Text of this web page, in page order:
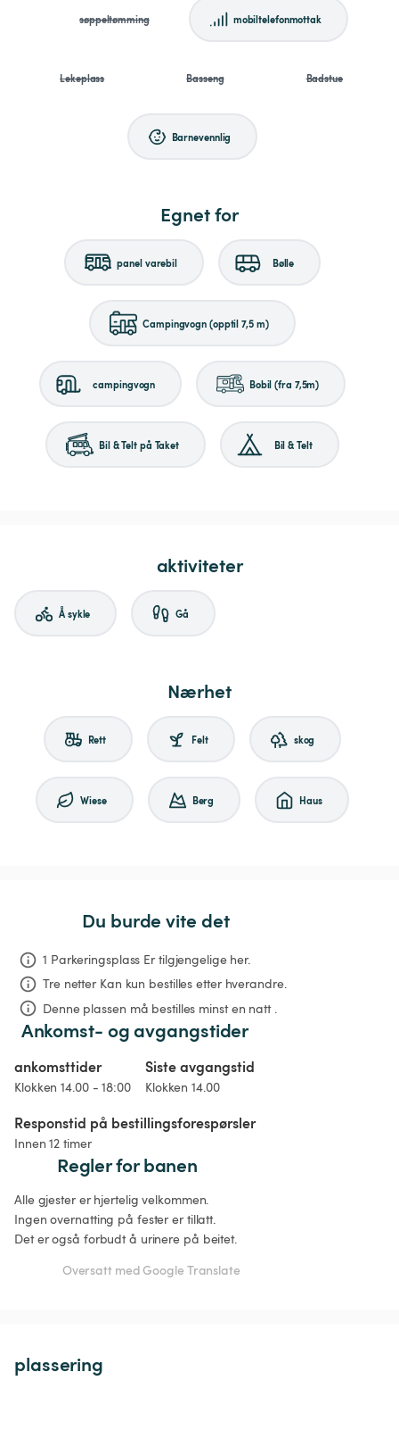
søppeltømming mobiltelefonmottak
Lekeplass Basseng Badstue
Barnevennlig
Egnet for
panel varebil Bølle
Campingvogn (opptil 7,5 m)
campingvogn Bobil (fra 7,5m)
Bil & Telt på Taket Bil & Telt
aktiviteter
Å sykle Gå
Nærhet
Rett Felt skog
Wiese Berg Haus
Du burde vite det
1 Parkeringsplass Er tilgjengelige her.
Tre netter Kan kun bestilles etter hverandre.
Denne plassen må bestilles minst en natt .
Ankomst- og avgangstider
ankomsttider
Klokken 14.00 - 18:00
Siste avgangstid
Klokken 14.00
Responstid på bestillingsforespørsler
Innen 12 timer
Regler for banen
Alle gjester er hjertelig velkommen.
Ingen overnatting på fester er tillatt.
Det er også forbudt å urinere på beitet.
Oversatt med Google Translate
plassering